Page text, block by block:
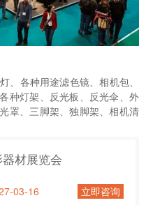
、各种用途滤色镜、相机包、
种灯架、反光板、反光伞、外
罩、三脚架、独脚架、相机清
材展览会
03-16 立即咨询